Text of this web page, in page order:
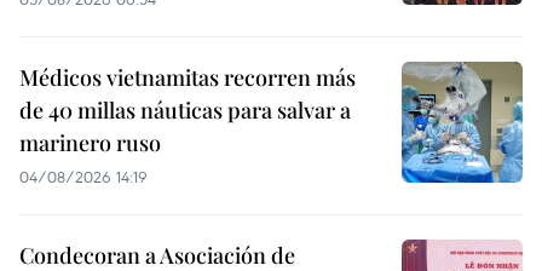
Médicos vietnamitas recorren más
de 40 millas náuticas para salvar a
marinero ruso
04/08/2026 14:19
Condecoran a Asociación de